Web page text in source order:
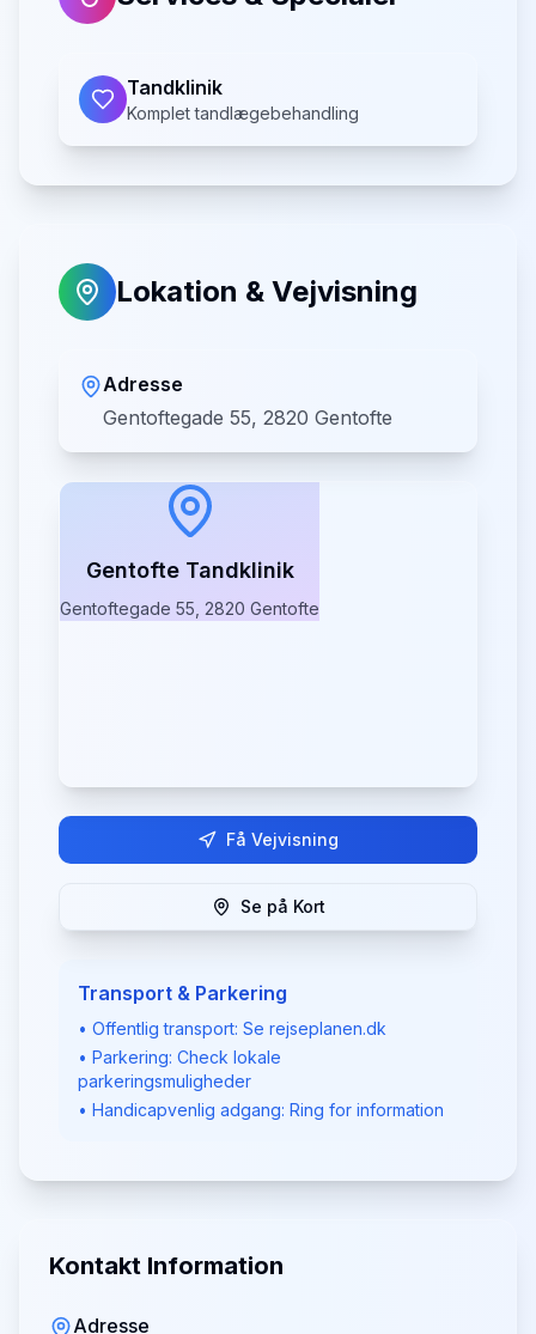
Tandklinik
Komplet tandlægebehandling
Lokation & Vejvisning
Adresse
Gentoftegade 55, 2820 Gentofte
Gentofte Tandklinik
Gentoftegade 55, 2820 Gentofte
Få Vejvisning
Se på Kort
Transport & Parkering
• Offentlig transport: Se rejseplanen.dk
• Parkering: Check lokale
parkeringsmuligheder
• Handicapvenlig adgang: Ring for information
Kontakt Information
Adresse